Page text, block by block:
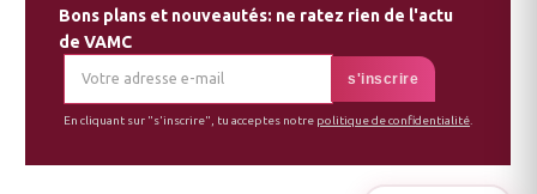
Bons plans et nouveautés: ne ratez rien de l'actu
de VAMC
En cliquant sur "s'inscrire", tu acceptes notre politique de confidentialité.